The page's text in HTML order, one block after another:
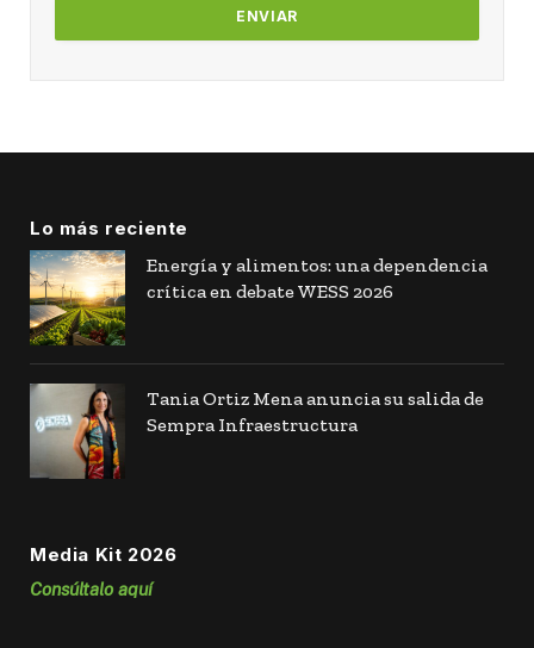
Lo más reciente
Energía y alimentos: una dependencia
crítica en debate WESS 2026
Tania Ortiz Mena anuncia su salida de
Sempra Infraestructura
Media Kit 2026
Consúltalo aquí